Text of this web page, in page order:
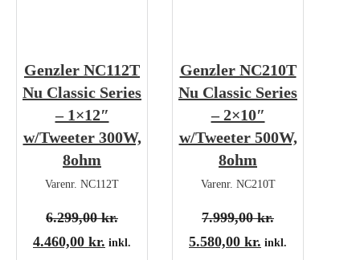
Genzler NC112T
Nu Classic Series
– 1×12″
w/Tweeter 300W,
8ohm
Varenr. NC112T
6.299,00kr.Den oprindelige pris var: 6.299,00 kr..
4.460,00 kr. Den aktuelle pris er: 4.460,00 kr..
inkl.
Genzler NC210T
Nu Classic Series
– 2×10″
w/Tweeter 500W,
8ohm
Varenr. NC210T
7.999,00kr.Den
5.580,00 kr. Den aktuelle
inkl.